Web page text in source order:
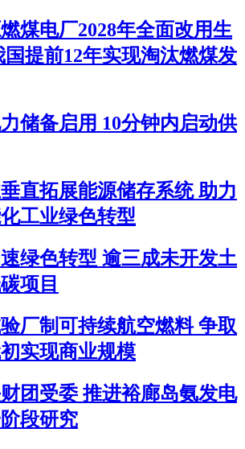
煤电厂2028年全面改用生
国提前12年实现淘汰燃煤发
储备启用 10分钟内启动供
直拓展能源储存系统 助力
工业绿色转型
绿色转型 逾三成未开发土
项目
厂制可持续航空燃料 争取
实现商业规模
团受委 推进裕廊岛氨发电
段研究